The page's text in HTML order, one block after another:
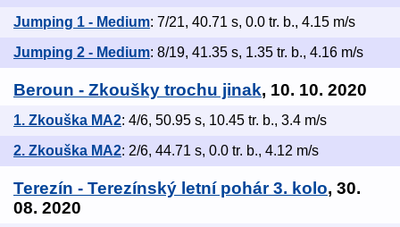
Jumping 1 - Medium: 7/21, 40.71 s, 0.0 tr. b., 4.15 m/s
Jumping 2 - Medium: 8/19, 41.35 s, 1.35 tr. b., 4.16 m/s
Beroun - Zkoušky trochu jinak, 10. 10. 2020
1. Zkouška MA2: 4/6, 50.95 s, 10.45 tr. b., 3.4 m/s
2. Zkouška MA2: 2/6, 44.71 s, 0.0 tr. b., 4.12 m/s
Terezín - Terezínský letní pohár 3. kolo, 30.
08. 2020